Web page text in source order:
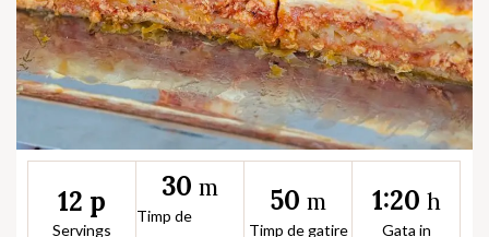
12 p
Servings
30 m
Timp de
50 m
Timp de gatire
1:20 h
Gata in